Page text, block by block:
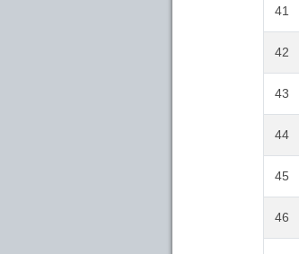
41
42
43
44
45
46